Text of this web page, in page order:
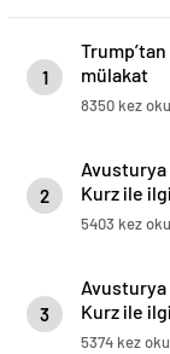
1
mülakat
8350 kez
2
Avusturya
Kurz ile
5403 kez
3
Avusturya
Kurz ile
5374 kez